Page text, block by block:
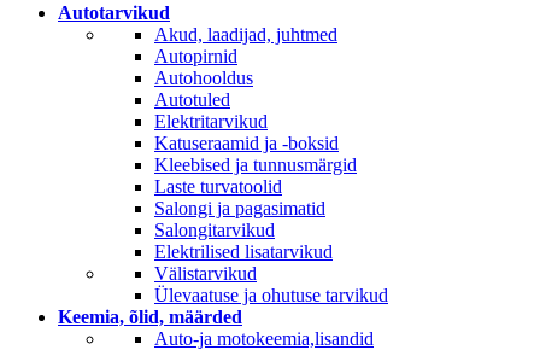
Autotarvikud
Akud, laadijad, juhtmed
Autopirnid
Autohooldus
Autotuled
Elektritarvikud
Katuseraamid ja -boksid
Kleebised ja tunnusmärgid
Laste turvatoolid
Salongi ja pagasimatid
Salongitarvikud
Elektrilised lisatarvikud
Välistarvikud
Ülevaatuse ja ohutuse tarvikud
Keemia, õlid, määrded
Auto-ja motokeemia,lisandid